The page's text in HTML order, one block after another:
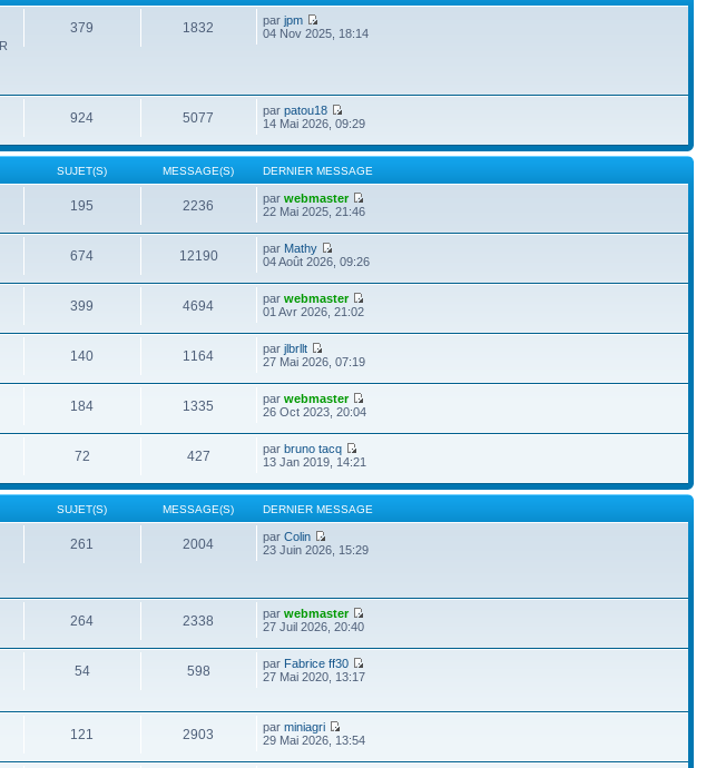
379 1832 parjpm
04 Nov 2025, 18:14
924 5077 parpatou18
14 Mai 2026, 09:29
SUJET(S) MESSAGE(S) DERNIER MESSAGE
195 2236 parwebmaster
22 Mai 2025, 21:46
674 12190 par Mathy
04 Août 2026, 09:26
399 4694 parwebmaster
01 Avr 2026, 21:02
140 1164 parjlbrllt
27 Mai 2026, 07:19
184 1335 parwebmaster
26 Oct 2023, 20:04
72 427 parbruno tacq
13 Jan 2019, 14:21
SUJET(S) MESSAGE(S) DERNIER MESSAGE
261 2004 parColin
23 Juin 2026, 15:29
264 2338 parwebmaster
27 Juil 2026, 20:40
54 598 par Fabrice ff30
27 Mai 2020, 13:17
121 2903 parminiagri
29 Mai 2026, 13:54